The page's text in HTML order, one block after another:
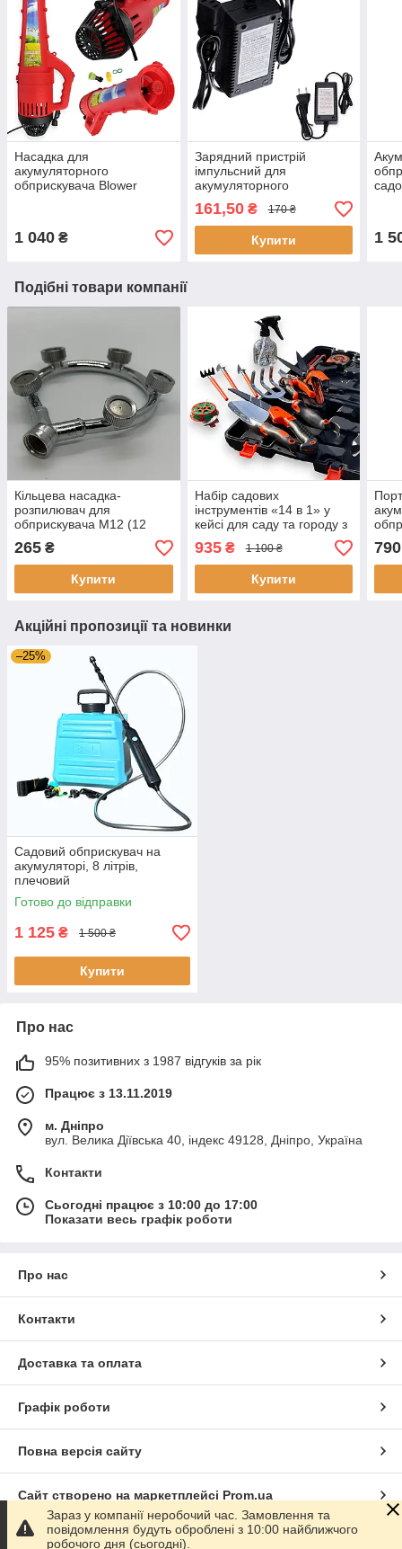
Насадка для
акумуляторного
обприскувача Blower
1 040 ₴
Зарядний пристрій
імпульсний для
акумуляторного
обприскувача,
заряджання для
електрообприскувачів
161,50₴ 170 ₴
Купити 1
Подібні товари компанії
Кільцева насадка-
розпилювач для
обприскувача М12 (12
мм), кругла насадка для
туману з 5 форсунками
265 ₴
Купити
Набір садових
інструментів «14 в 1» у
кейсі для саду та городу з
обприскувачем на 400 мл
935₴ 1 100 ₴
Купити
790
Акційні пропозиції та новинки
–25%
Садовий обприскувач на
акумуляторі, 8 літрів,
плечовий
електророзпилювач із
телескопічною штангою
Готово до відправки
1 125 ₴ 1 500 ₴
Купити
Про нас
95% позитивних з 1987 відгуків за рік
Працює з 13.11.2019
м. Дніпро
вул. Велика Діївська 40, індекс 49128, Дніпро, Україна
Контакти
Сьогодні працює з 10:00 до 17:00
Показати весь графік роботи
Про нас
Контакти
Доставка та оплата
Графік роботи
Повна версія сайту
Сайт створено на маркетплейсі Prom.ua
Політика конфіденційності
Зараз у компанії неробочий час. Замовлення та
повідомлення будуть оброблені з 10:00 найближчого
робочого дня (сьогодні).